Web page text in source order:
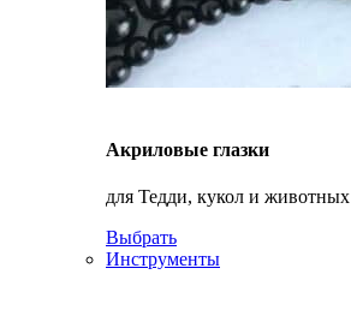
Акриловые глазки
для Тедди, кукол и животных
Выбрать
Инструменты